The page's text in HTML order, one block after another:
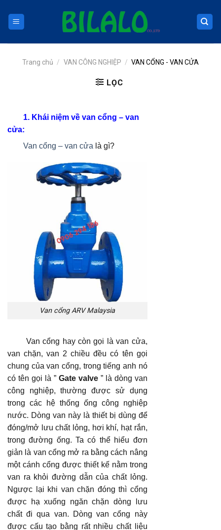
content
Trang chủ / VAN CÔNG NGHIỆP / VAN CỔNG - VAN CỬA
LỌC
1. Khái niệm về van cổng – van
cửa:
Van cổng – van cửa là gì?
Van cổng ARV Malaysia
Van cổng hay còn gọi là van cửa,
van chặn, van 2 chiều đều có tên gọi
chung của van cổng, trong tiếng anh nó
có tên gọi là ” Gate valve” là dòng van
công nghiệp, thường được sử dụng
trong các hệ thống ống công nghiệp
nước. Dòng van này là thiết bị dùng để
đóng/mở lưu chất lỏng, hơi khí, hạt rắn,
trong đường ống. Ta có thể hiểu đơn
giản là van cổng mở ra bằng cách nâng
một cánh cổng được thiết kế nằm trong
van ra khỏi đường dẫn của chất lỏng.
Ngược lại khi van chặn đóng thì cổng
được hạ xuống ngăn chặn dòng lưu
chất đi qua van. Dòng van cổng này
được cấu tạo bằng rất nhiều chất liệu